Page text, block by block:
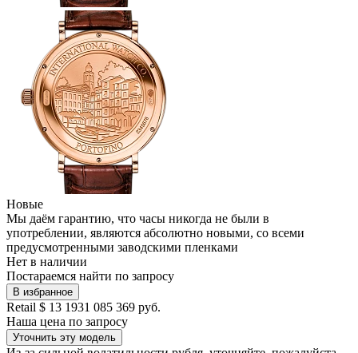
Новые
Мы даём гарантию, что часы никогда не были в
употреблении, являются абсолютно новыми, со всеми
предусмотренными заводскими пленками
Нет в наличии
Постараемся найти по запросу
В избранное
Retail $ 13 1931 085 369 руб.
Наша цена по запросу
Уточнить эту модель